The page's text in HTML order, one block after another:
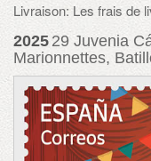
Livraison: Les frais de
2025 29 Juvenia
Marionnettes,